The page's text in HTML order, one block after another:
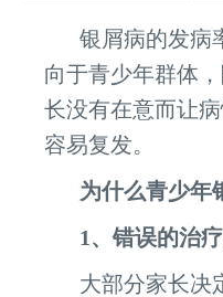
银屑病的发病
向于青少年群体
长没有在意而让
容易复发。
为什么青少年
1、错误的治
大部分家长决